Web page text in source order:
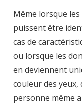
Même lorsque
puissent être
cas de
ou lorsque les
en deviennent
couleur des yeux,
personne même